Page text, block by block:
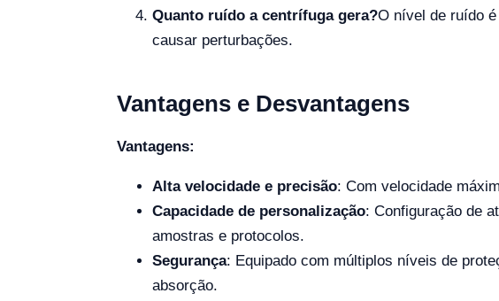
Quanto ruído a centrífuga gera?O nível de ruído
causar perturbações.
Vantagens e Desvantagens
Vantagens:
Alta velocidade e precisão: Com velocidade
Capacidade de personalização: Configuração de
amostras e protocolos.
Segurança: Equipado com múltiplos níveis de
absorção.